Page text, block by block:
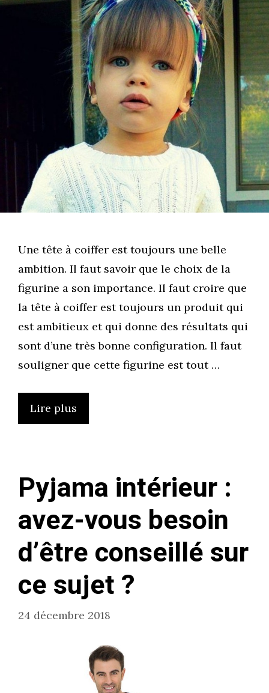
Une tête à coiffer est toujours une belle
ambition. Il faut savoir que le choix de la
figurine a son importance. Il faut croire que
la tête à coiffer est toujours un produit qui
est ambitieux et qui donne des résultats qui
sont d’une très bonne configuration. Il faut
souligner que cette figurine est tout …
Lire plus
Pyjama intérieur :
avez-vous besoin
d’être conseillé sur
ce sujet ?
24 décembre 2018